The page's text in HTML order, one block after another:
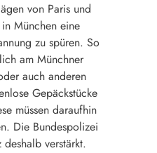
von Paris und
München eine
zu spüren. So
am Münchner
auch anderen
Gepäckstücke
müssen daraufhin
Die Bundespolizei
deshalb verstärkt.